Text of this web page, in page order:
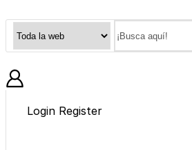
input
Login Register